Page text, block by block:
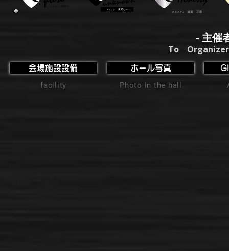
- 主催
To
会場施設設備
facility
ホール写真
Photo in the hall